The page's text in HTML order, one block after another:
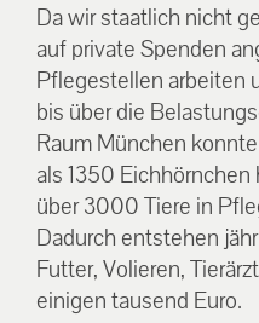
Da wir staatlich nicht
auf private Spenden
Pflegestellen arbeiten
bis über die
Raum München
als 1350
über 3000 Tiere in
Dadurch entstehen
Futter, Volieren,
einigen tausend Euro.